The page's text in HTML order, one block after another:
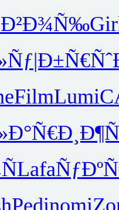
|Ð±Ñ€Ñˆ
FilmLumi
Ñ€Ð¸Ð¶Ñ
Lafa
Pedinomi